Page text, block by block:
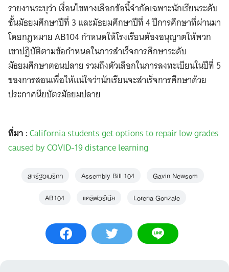
รายงานระบุว่า เงื่อนไขทางเลือกข้อนี้จำกัดเฉพาะนักเรียนระดับ
ชั้นมัธยมศึกษาปีที่ 3 และมัธยมศึกษาปีที่ 4 ปีการศึกษาที่ผ่านมา
โดยกฎหมาย AB104 กำหนดให้โรงเรียนต้องอนุญาตให้พวก
เขาปฏิบัติตามข้อกำหนดในการสำเร็จการศึกษาระดับ
มัธยมศึกษาตอนปลาย รวมถึงตัวเลือกในการลงทะเบียนในปีที่ 5
ของการสอนเพื่อให้แน่ใจว่านักเรียนจะสำเร็จการศึกษาด้วย
ประกาศนียบัตรมัธยมปลาย
ที่มา :California students get options to repair low grades
caused by COVID-19 distance learning
สหรัฐอเมริกา Assembly Bill 104
Gavin Newsom
AB104
แคลิฟอร์เนีย Lorena Gonzale